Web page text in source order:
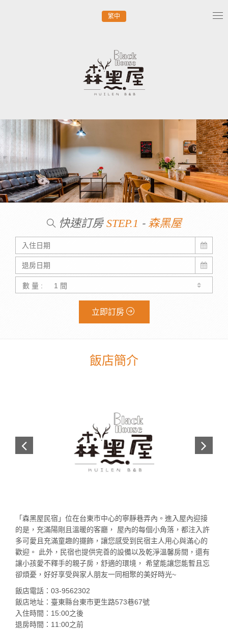
繁中
快速訂房 STEP.1 - 森黑屋
數 量 :
立即訂房
飯店簡介
「森黑屋民宿」位在台東市中心的寧靜巷弄內。進入屋內迎接
的是，充滿陽剛且溫暖的客廳， 屋內的每個小角落，都注入許
多可愛且充滿童趣的擺飾，讓您感受到民宿主人用心與滿心的
歡迎。 此外，民宿也提供完善的設備以及乾淨溫馨房間，還有
讓小孩愛不釋手的親子房，舒適的環境， 希望能讓您能暫且忘
卻煩憂，好好享受與家人朋友一同相聚的美好時光~
飯店電話：03-9562302
飯店地址：臺東縣台東市更生路573巷67號
入住時間：15:00之後
退房時間：11:00之前